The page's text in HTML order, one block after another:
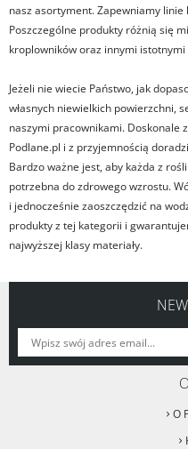
nasz asortyment. Zapewniamy
Poszczególne produkty różnią się
kroplowników oraz innymi
Jeżeli nie wiecie Państwo, jak
własnych niewielkich powierzchni,
naszymi pracownikami. Doskonale
Podlane.pl i z przyjemnością
Bardzo ważne jest, aby każda z
potrzebna do zdrowego wzrostu.
i jednocześnie zaoszczędzić na
produkty z tej kategorii i
najwyższej klasy materiały.
O